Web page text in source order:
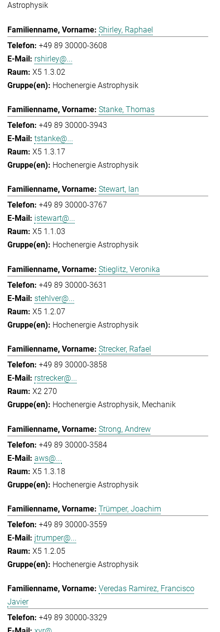
Astrophysik
Shirley, Raphael
+49 89 30000-3608
rshirley@...
X5 1.3.02
Hochenergie Astrophysik
Stanke, Thomas
+49 89 30000-3943
tstanke@...
X5 1.3.17
Hochenergie Astrophysik
Stewart, Ian
+49 89 30000-3767
istewart@...
X5 1.1.03
Hochenergie Astrophysik
Stieglitz, Veronika
+49 89 30000-3631
stehlver@...
X5 1.2.07
Hochenergie Astrophysik
Strecker, Rafael
+49 89 30000-3858
rstrecker@...
X2 270
Hochenergie Astrophysik Mechanik
Strong, Andrew
+49 89 30000-3584
aws@...
X5 1.3.18
Hochenergie Astrophysik
Trümper, Joachim
+49 89 30000-3559
jtrumper@...
X5 1.2.05
Hochenergie Astrophysik
Veredas Ramirez, Francisco
Javier
+49 89 30000-3329